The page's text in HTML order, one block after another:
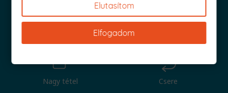
Iratkozz fel és küldjük is az 1000 Ft értékű kuponod!
Nagy tétel Csere
Elutasítom
Elfogadom